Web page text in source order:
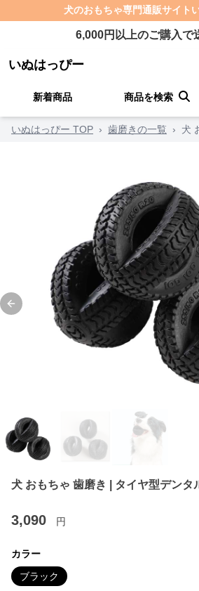
犬のおもちゃ専門通販サイト
6,000円以上のご購入で
いぬはっぴー
新着商品 商品を検索
いぬはっぴー TOP › 歯磨きの一覧 › 犬
Previous slide
犬 おもちゃ 歯磨き | タイヤ型デンタ
3,090 円
カラー
ブラック